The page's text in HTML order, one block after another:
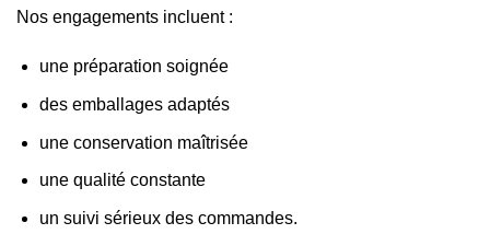
Nos engagements incluent :
une préparation soignée
des emballages adaptés
une conservation maîtrisée
une qualité constante
un suivi sérieux des commandes.